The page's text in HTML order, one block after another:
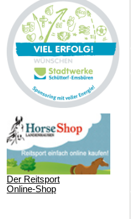
Der Reitsport
Online-Shop